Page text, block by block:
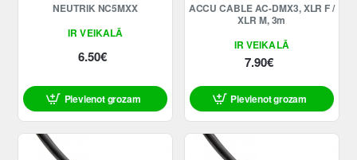
IR VEIKALĀ
NEUTRIK NC5MXX
6.50€
Pievienot grozam
IR VEIKALĀ
ACCU CABLE AC-DMX3, XLR F /
XLR M, 3m
7.90€
Pievienot grozam